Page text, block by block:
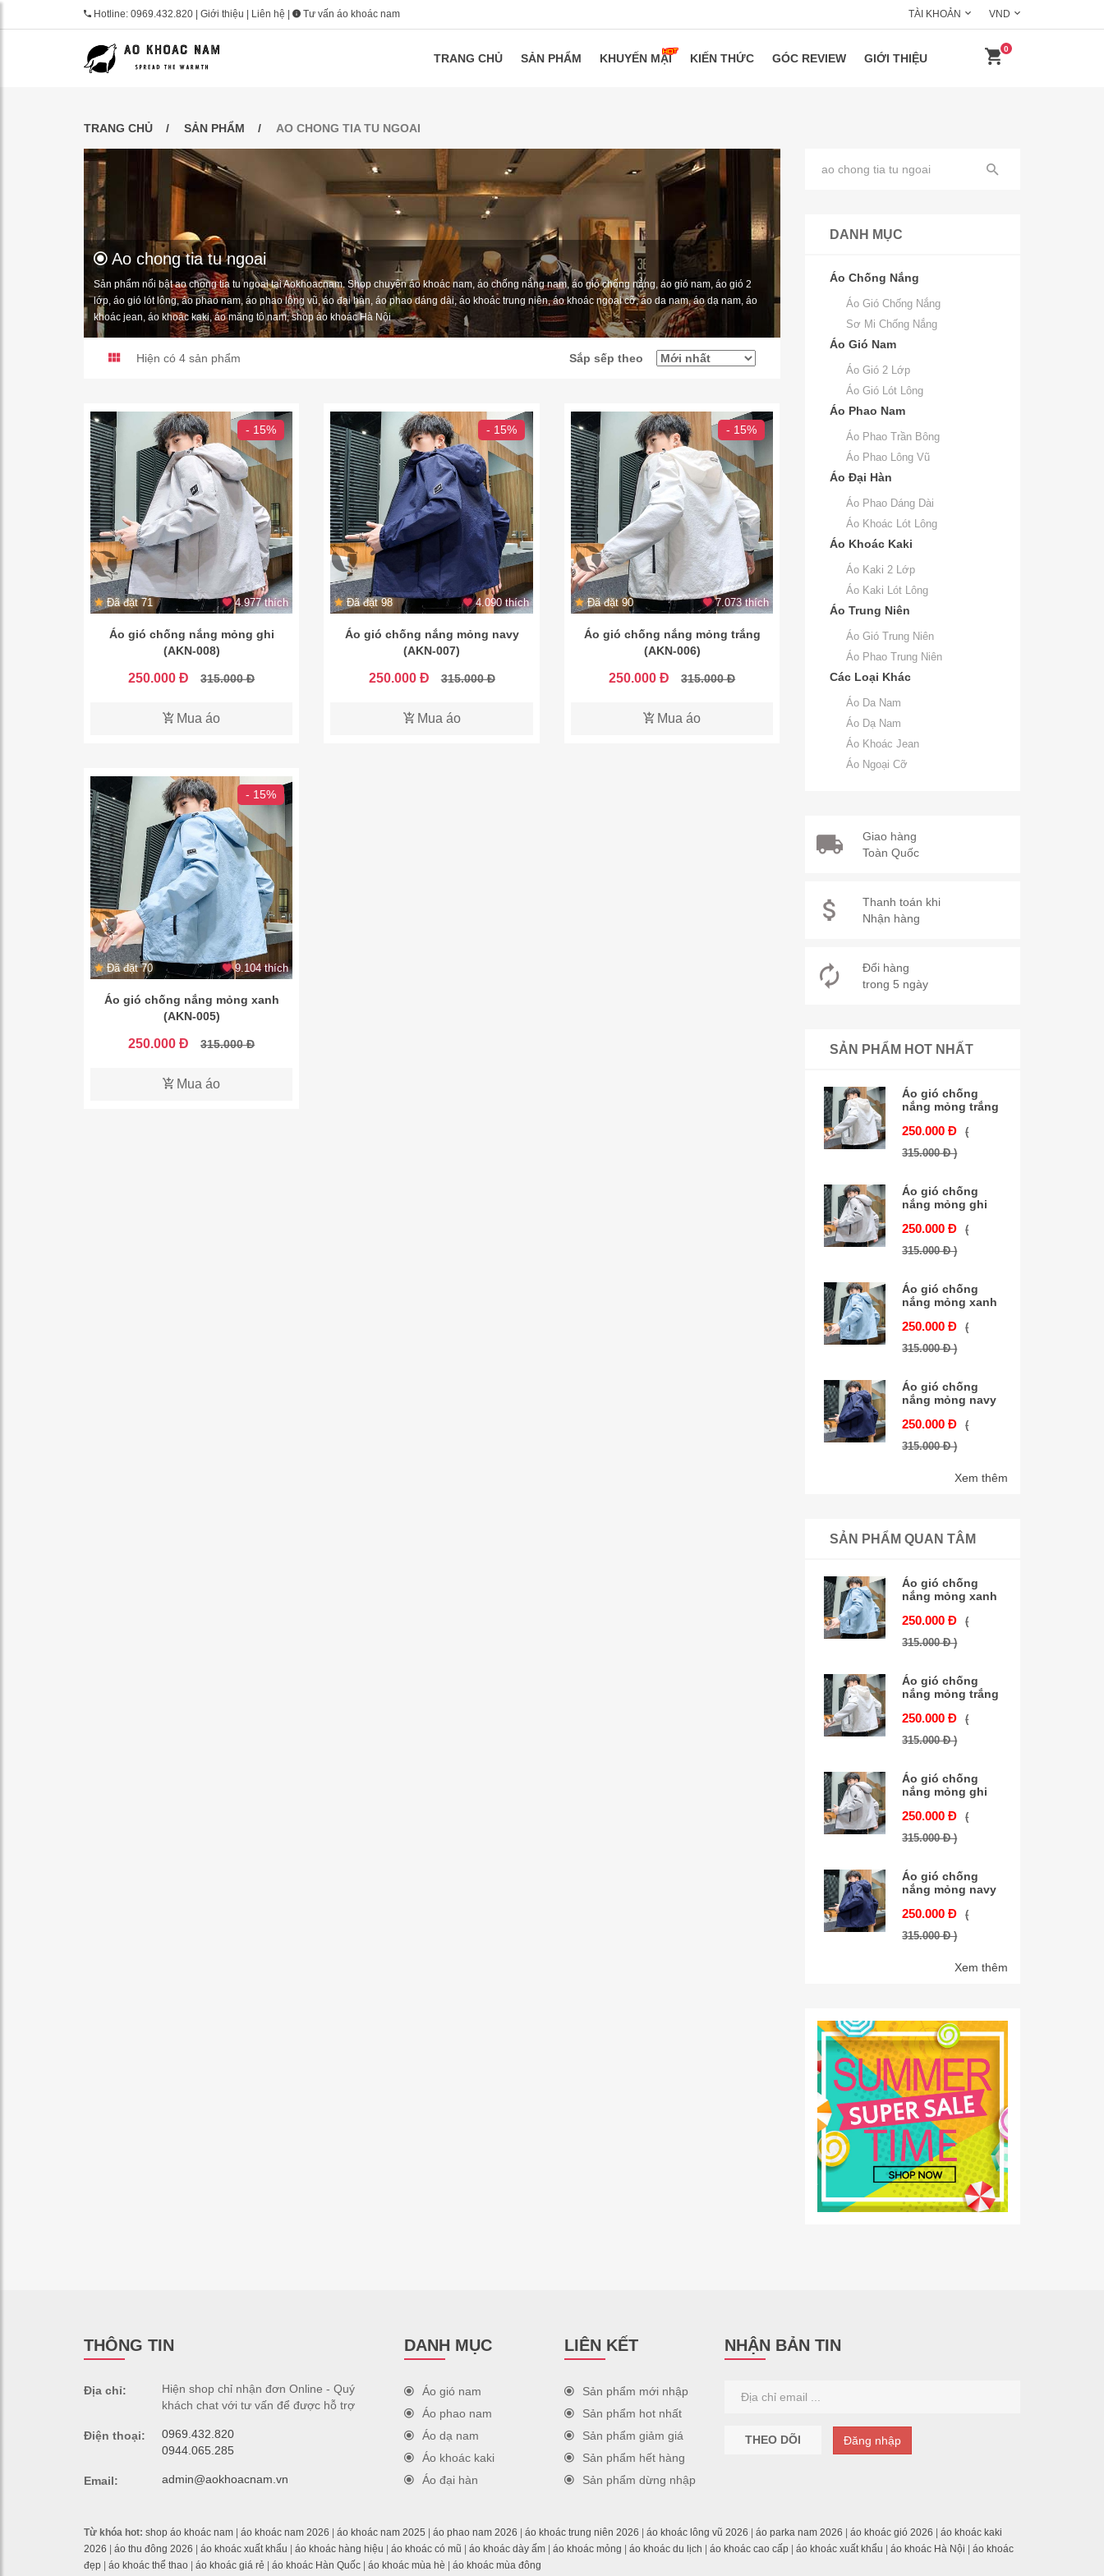
Hotline: 0969.432.820 Giới thiệu Liên hệ Tư vấn áo khoác nam TÀI KHOẢN VND
TRANG CHỦ SẢN PHẨM KHUYẾN MẠI KIẾN THỨC GÓC REVIEW GIỚI THIỆU
0
TRANG CHỦ SẢN PHẨM AO CHONG TIA TU NGOAI
Ao chong tia tu ngoai
Sản phẩm nổi bật ao chong tia tu ngoai tại Aokhoacnam. Shop chuyên áo khoác nam, áo chống nắng nam, áo gió chống nắng, áo gió nam, áo gió 2
lớp, áo gió lót lông, áo phao nam, áo phao lông vũ, áo đại hàn, áo phao dáng dài, áo khoác trung niên, áo khoác ngoại cỡ, áo da nam, áo dạ nam, áo
khoác jean, áo khoác kaki, áo măng tô nam, shop áo khoác Hà Nội
Hiện có 4 sản phẩm Sắp sếp theo
- 15%
Đã đặt 71 4.977 thích
Áo gió chống nắng mỏng ghi
(AKN-008)
250.000 Đ 315.000 Đ
Mua áo
- 15%
Đã đặt 98 4.090 thích
Áo gió chống nắng mỏng navy
(AKN-007)
250.000 Đ 315.000 Đ
Mua áo
- 15%
Đã đặt 90 7.073 thích
Áo gió chống nắng mỏng trắng
(AKN-006)
250.000 Đ 315.000 Đ
Mua áo
- 15%
Đã đặt 70 9.104 thích
Áo gió chống nắng mỏng xanh
(AKN-005)
250.000 Đ 315.000 Đ
Mua áo
DANH MỤC
Áo Chống Nắng
Áo Gió Chống Nắng
Sơ Mi Chống Nắng
Áo Gió Nam
Áo Gió 2 Lớp
Áo Gió Lót Lông
Áo Phao Nam
Áo Phao Trần Bông
Áo Phao Lông Vũ
Áo Đại Hàn
Áo Phao Dáng Dài
Áo Khoác Lót Lông
Áo Khoác Kaki
Áo Kaki 2 Lớp
Áo Kaki Lót Lông
Áo Trung Niên
Áo Gió Trung Niên
Áo Phao Trung Niên
Các Loại Khác
Áo Da Nam
Áo Dạ Nam
Áo Khoác Jean
Áo Ngoại Cỡ
Giao hàng
Toàn Quốc
Thanh toán khi
Nhận hàng
Đổi hàng
trong 5 ngày
SẢN PHẨM HOT NHẤT
Áo gió chống
nắng mỏng trắng
250.000 Đ
(
315.000 Đ )
Áo gió chống
nắng mỏng ghi
250.000 Đ
(
315.000 Đ )
Áo gió chống
nắng mỏng xanh
250.000 Đ
(
315.000 Đ )
Áo gió chống
nắng mỏng navy
250.000 Đ
(
315.000 Đ )
Xem thêm
SẢN PHẨM QUAN TÂM
Áo gió chống
nắng mỏng xanh
250.000 Đ
(
315.000 Đ )
Áo gió chống
nắng mỏng trắng
250.000 Đ
(
315.000 Đ )
Áo gió chống
nắng mỏng ghi
250.000 Đ
(
315.000 Đ )
Áo gió chống
nắng mỏng navy
250.000 Đ
(
315.000 Đ )
Xem thêm
THÔNG TIN
Địa chỉ:
Hiện shop chỉ nhận đơn Online - Quý
khách chat với tư vấn để được hỗ trợ
Điện thoại:
0969.432.820
0944.065.285
Email: admin@aokhoacnam.vn
DANH MỤC
Áo gió nam
Áo phao nam
Áo dạ nam
Áo khoác kaki
Áo đại hàn
LIÊN KẾT
Sản phẩm mới nhập
Sản phẩm hot nhất
Sản phẩm giảm giá
Sản phẩm hết hàng
Sản phẩm dừng nhập
NHẬN BẢN TIN
THEO DÕI Đăng nhập
Từ khóa hot: shop áo khoác nam | áo khoác nam 2026 | áo khoác nam 2025 | áo phao nam 2026 | áo khoác trung niên 2026 | áo khoác lông vũ 2026 | áo parka nam 2026 | áo khoác gió 2026 | áo khoác kaki
2026 | áo thu đông 2026 | áo khoác xuất khẩu | áo khoác hàng hiệu | áo khoác có mũ | áo khoác dày ấm | áo khoác mỏng | áo khoác du lịch | áo khoác cao cấp | áo khoác xuất khẩu | áo khoác Hà Nội | áo khoác
đẹp | áo khoác thể thao | áo khoác giá rẻ | áo khoác Hàn Quốc | áo khoác mùa hè | áo khoác mùa đông